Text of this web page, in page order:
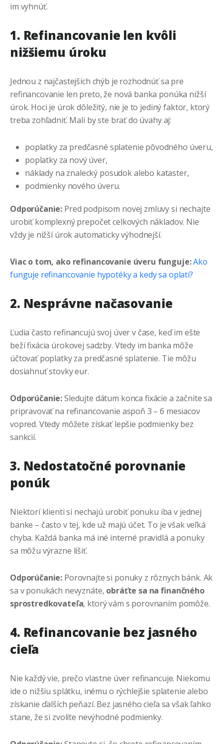
im vyhnúť.
1. Refinancovanie len kvôli
nižšiemu úroku
Jednou z najčastejších chýb je rozhodnúť sa pre
refinancovanie len preto, že nová banka ponúka nižší
úrok. Hoci je úrok dôležitý, nie je to jediný faktor, ktorý
treba zohľadniť. Mali by ste brať do úvahy aj:
poplatky za predčasné splatenie pôvodného úveru,
poplatky za nový úver,
náklady na znalecký posudok alebo kataster,
podmienky nového úveru.
Odporúčanie: Pred podpisom novej zmluvy si nechajte
urobiť komplexný prepočet celkových nákladov. Nie
vždy je nižší úrok automaticky výhodnejší.
Viac o tom, ako refinancovanie úveru funguje:Ako
funguje refinancovanie hypotéky a kedy sa oplatí?
2. Nesprávne načasovanie
Ľudia často refinancujú svoj úver v čase, keď im ešte
beží fixácia úrokovej sadzby. Vtedy im banka môže
účtovať poplatky za predčasné splatenie. Tie môžu
dosiahnuť stovky eur.
Odporúčanie:Sledujte dátum konca fixácie a začnite sa
pripravovať na refinancovanie aspoň 3 – 6 mesiacov
vopred. Vtedy môžete získať lepšie podmienky bez
sankcií.
3. Nedostatočné porovnanie
ponúk
Niektorí klienti si nechajú urobiť ponuku iba v jednej
banke – často v tej, kde už majú účet. To je však veľká
chyba. Každá banka má iné interné pravidlá a ponuky
sa môžu výrazne líšiť.
Odporúčanie: Porovnajte si ponuky z rôznych bánk. Ak
sa v ponukách nevyznáte, obráťte sa na finančného
sprostredkovateľa, ktorý vám s porovnaním pomôže.
4. Refinancovanie bez jasného
cieľa
Nie každý vie, prečo vlastne úver refinancuje. Niekomu
ide o nižšiu splátku, inému o rýchlejšie splatenie alebo
získanie ďalších peňazí. Bez jasného cieľa sa však ľahko
stane, že si zvolíte nevýhodné podmienky.